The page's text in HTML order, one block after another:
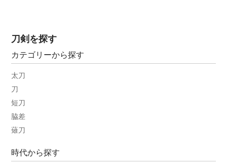
刀剣を探す
カテゴリーから探す
太刀
刀
短刀
脇差
薙刀
時代から探す